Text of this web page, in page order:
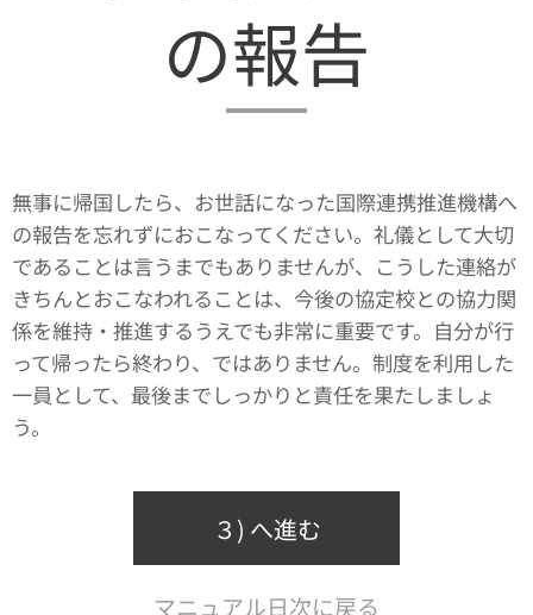
の報告
無事に帰国したら、お世話になった国際連携推進機構へ
の報告を忘れずにおこなってください。礼儀として大切
であることは言うまでもありませんが、こうした連絡が
きちんとおこなわれることは、今後の協定校との協力関
係を維持・推進するうえでも非常に重要です。自分が行
って帰ったら終わり、ではありません。制度を利用した
一員として、最後までしっかりと責任を果たしましょ
う。
３) へ進む
マニュアル日次に戻る